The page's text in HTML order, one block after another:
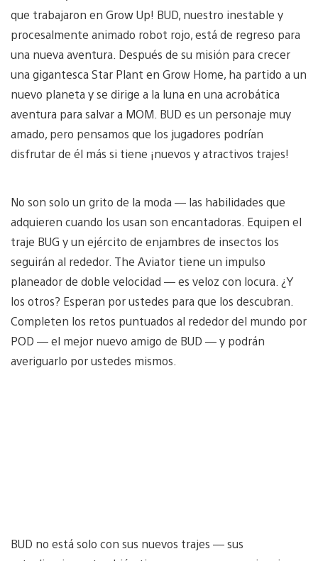
que trabajaron en Grow Up! BUD, nuestro inestable y
procesalmente animado robot rojo, está de regreso para
una nueva aventura. Después de su misión para crecer
una gigantesca Star Plant en Grow Home, ha partido a un
nuevo planeta y se dirige a la luna en una acrobática
aventura para salvar a MOM. BUD es un personaje muy
amado, pero pensamos que los jugadores podrían
disfrutar de él más si tiene ¡nuevos y atractivos trajes!
No son solo un grito de la moda — las habilidades que
adquieren cuando los usan son encantadoras. Equipen el
traje BUG y un ejército de enjambres de insectos los
seguirán al rededor. The Aviator tiene un impulso
planeador de doble velocidad — es veloz con locura. ¿Y
los otros? Esperan por ustedes para que los descubran.
Completen los retos puntuados al rededor del mundo por
POD — el mejor nuevo amigo de BUD — y podrán
averiguarlo por ustedes mismos.
BUD no está solo con sus nuevos trajes — sus